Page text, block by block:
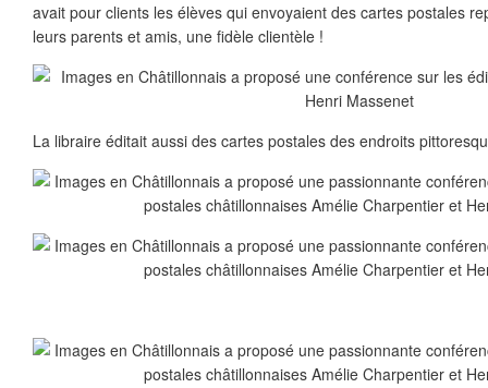
avait pour clients les élèves qui envoyaient des cartes postales
leurs parents et amis, une fidèle clientèle !
La libraire éditait aussi des cartes postales des endroits